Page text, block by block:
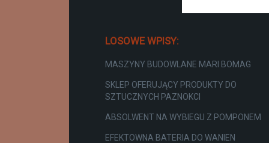
LOSOWE WPISY:
MASZYNY BUDOWLANE MARI BOMAG
SKLEP OFERUJĄCY PRODUKTY DO
SZTUCZNYCH PAZNOKCI
ABSOLWENT NA WYBIEGU Z POMPONEM
EFEKTOWNA BATERIA DO WANIEN